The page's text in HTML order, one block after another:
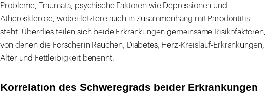
Probleme, Traumata, psychische Faktoren wie Depressionen und
Atherosklerose, wobei letztere auch in Zusammenhang mit Parodontitis
steht. Überdies teilen sich beide Erkrankungen gemeinsame Risikofaktoren,
von denen die Forscherin Rauchen, Diabetes, Herz-Kreislauf-Erkrankungen,
Alter und Fettleibigkeit benennt.
Korrelation des Schweregrads beider Erkrankungen